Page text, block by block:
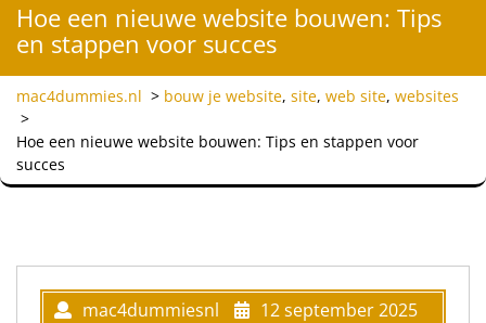
Hoe een nieuwe website bouwen: Tips
en stappen voor succes
mac4dummies.nl > bouw je website, site, web site, websites
>
Hoe een nieuwe website bouwen: Tips en stappen voor
succes
mac4dummiesnl
12 september 2025